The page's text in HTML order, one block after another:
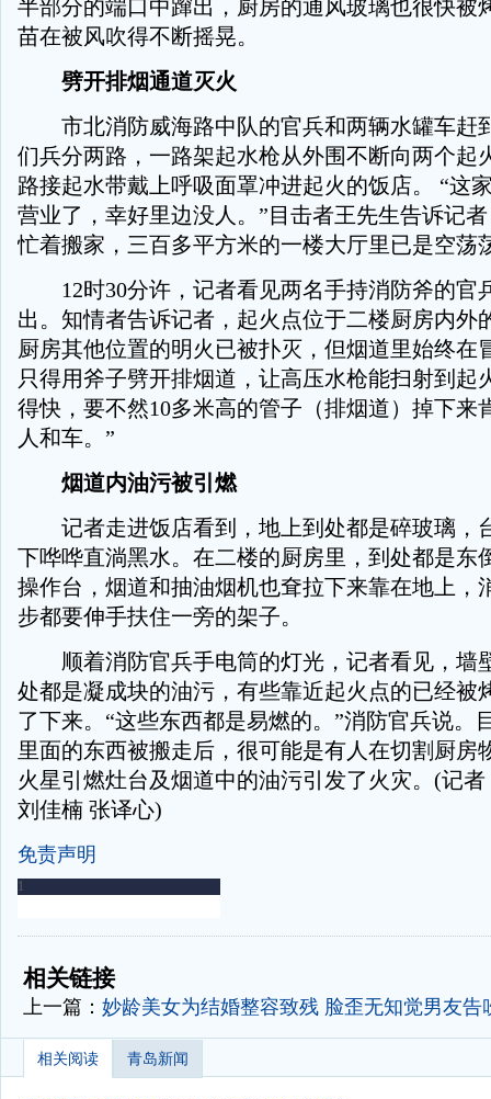
半部分的端口中蹿出，厨房的通风玻璃也很快被
苗在被风吹得不断摇晃。
劈开排烟通道灭火
市北消防威海路中队的官兵和两辆水罐车赶
们兵分两路，一路架起水枪从外围不断向两个起
路接起水带戴上呼吸面罩冲进起火的饭店。 “这
营业了，幸好里边没人。”目击者王先生告诉记
忙着搬家，三百多平方米的一楼大厅里已是空荡
12时30分许，记者看见两名手持消防斧的官
出。知情者告诉记者，起火点位于二楼厨房内外
厨房其他位置的明火已被扑灭，但烟道里始终在
只得用斧子劈开排烟道，让高压水枪能扫射到起
得快，要不然10多米高的管子（排烟道）掉下来
人和车。”
烟道内油污被引燃
记者走进饭店看到，地上到处都是碎玻璃，
下哗哗直淌黑水。在二楼的厨房里，到处都是东
操作台，烟道和抽油烟机也耷拉下来靠在地上，
步都要伸手扶住一旁的架子。
顺着消防官兵手电筒的灯光，记者看见，墙
处都是凝成块的油污，有些靠近起火点的已经被
了下来。“这些东西都是易燃的。”消防官兵说。
里面的东西被搬走后，很可能是有人在切割厨房
火星引燃灶台及烟道中的油污引发了火灾。(记
刘佳楠 张译心)
免责声明
-
相关链接
上一篇： 妙龄美女为结婚整容致残 脸歪无知觉男友告
相关阅读 青岛新闻